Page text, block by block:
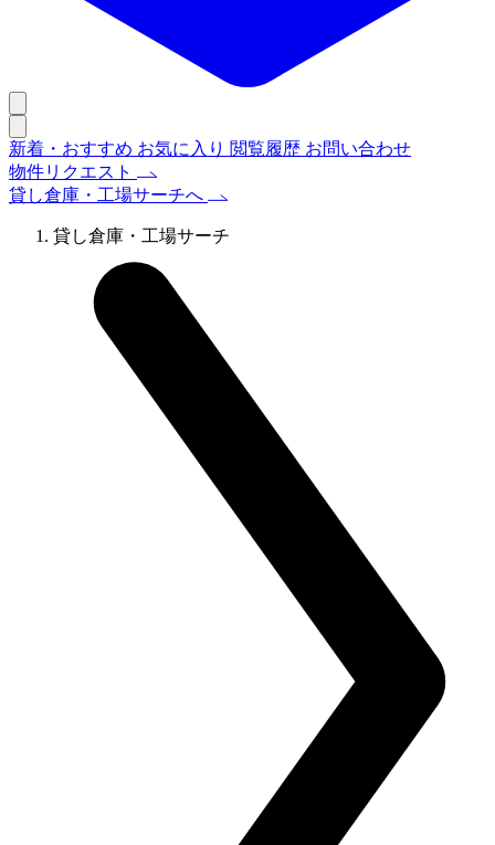
新着・おすすめ お気に入り 閲覧履歴 お問い合わせ
物件リクエスト
貸し倉庫・工場サーチへ
貸し倉庫・工場サーチ